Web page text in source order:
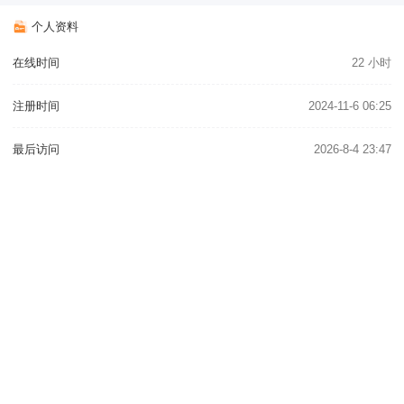
个人资料
在线时间 22 小时
注册时间 2024-11-6 06:25
最后访问 2026-8-4 23:47